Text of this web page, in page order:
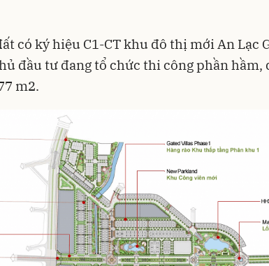
có ký hiệu C1-CT khu đô thị mới An Lạc
đầu tư đang tổ chức thi công phần hầm,
m2.